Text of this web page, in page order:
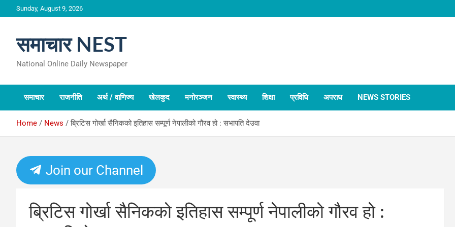
to
Sunday, August 9, 2026
समाचार NEST
National Online Daily Newspaper
समाचार राजनीति अर्थ / वाणिज्य खेलकुद मनोरञ्जन स्वास्थ्य शिक्षा प्रविधि अपराध NEWS STORIES
Home News ब्रिटिस गोर्खा सैनिकको इतिहास सम्पूर्ण नेपालीको गौरव हो : सभापति देउवा
Join our Channel
ब्रिटिस गोर्खा सैनिकको इतिहास सम्पूर्ण नेपालीको गौरव हो :